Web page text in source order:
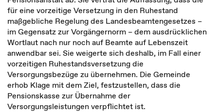
für eine vorzeitige Versetzung in den Ruhestand
maßgebliche Regelung des Landesbeamtengesetzes –
im Gegensatz zur Vorgängernorm – dem ausdrücklichen
Wortlaut nach nur noch auf Beamte auf Lebenszeit
anwendbar sei. Sie weigerte sich deshalb, im Fall einer
vorzeitigen Ruhestandsversetzung die
Versorgungsbezüge zu übernehmen. Die Gemeinde
erhob Klage mit dem Ziel, festzustellen, dass die
Pensionskasse zur Übernahme der
Versorgungsleistungen verpflichtet ist.